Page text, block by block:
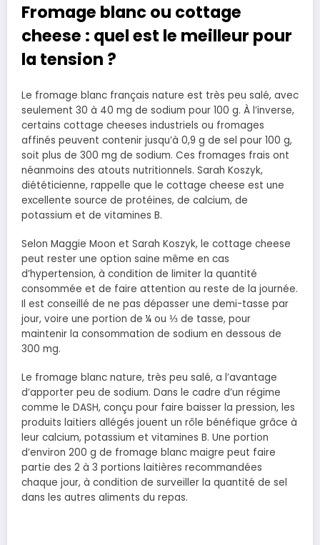
Fromage blanc ou cottage
cheese : quel est le meilleur pour
la tension ?
Le fromage blanc français nature est très peu salé, avec
seulement 30 à 40 mg de sodium pour 100 g. À l’inverse,
certains cottage cheeses industriels ou fromages
affinés peuvent contenir jusqu’à 0,9 g de sel pour 100 g,
soit plus de 300 mg de sodium. Ces fromages frais ont
néanmoins des atouts nutritionnels. Sarah Koszyk,
diététicienne, rappelle que le cottage cheese est une
excellente source de protéines, de calcium, de
potassium et de vitamines B.
Selon Maggie Moon et Sarah Koszyk, le cottage cheese
peut rester une option saine même en cas
d’hypertension, à condition de limiter la quantité
consommée et de faire attention au reste de la journée.
Il est conseillé de ne pas dépasser une demi-tasse par
jour, voire une portion de ¼ ou ⅓ de tasse, pour
maintenir la consommation de sodium en dessous de
300 mg.
Le fromage blanc nature, très peu salé, a l’avantage
d’apporter peu de sodium. Dans le cadre d’un régime
comme le DASH, conçu pour faire baisser la pression, les
produits laitiers allégés jouent un rôle bénéfique grâce à
leur calcium, potassium et vitamines B. Une portion
d’environ 200 g de fromage blanc maigre peut faire
partie des 2 à 3 portions laitières recommandées
chaque jour, à condition de surveiller la quantité de sel
dans les autres aliments du repas.